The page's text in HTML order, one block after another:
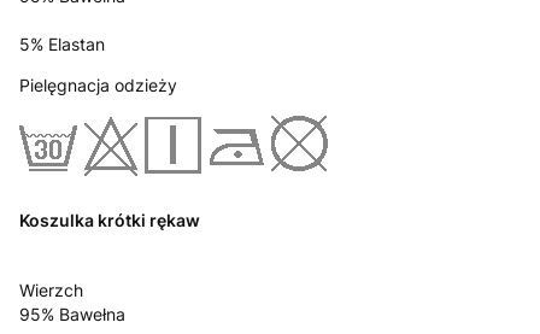
5% Elastan
Pielęgnacja odzieży
Koszulka krótki rękaw
Wierzch
95% Bawełna